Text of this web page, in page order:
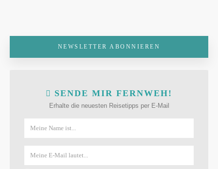
NEWSLETTER ABONNIEREN
SENDE MIR FERNWEH!
Erhalte die neuesten Reisetipps per E-Mail